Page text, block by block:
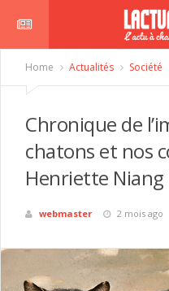
Home Actualités Société
Chronique de
chatons et nos
Henriette Niang
webmaster 2 mois ago